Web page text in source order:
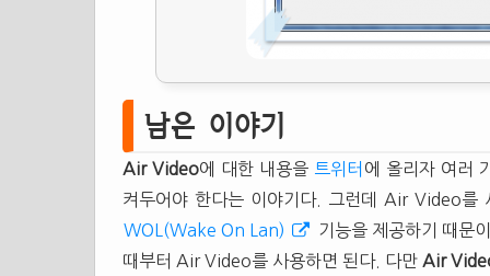
남은 이야기
Air Video에 대한 내용을 트위터 에 올리자 여러
켜두어야 한다는 이야기다. 그런데 Air Video를
WOL(Wake On Lan)
기능을 제공하기 때문
때부터 Air Video를 사용하면 된다. 다만 Air